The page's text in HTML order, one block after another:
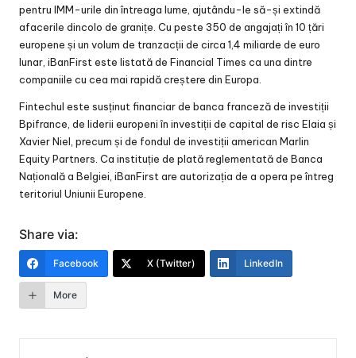
pentru IMM-urile din întreaga lume, ajutându-le să-și extindă
afacerile dincolo de granițe. Cu peste 350 de angajați în 10 țări
europene și un volum de tranzacții de circa 1,4 miliarde de euro
lunar, iBanFirst este listată de Financial Times ca una dintre
companiile cu cea mai rapidă creștere din Europa.
Fintechul este susținut financiar de banca franceză de investiții
Bpifrance, de liderii europeni în investiții de capital de risc Elaia și
Xavier Niel, precum și de fondul de investiții american Marlin
Equity Partners. Ca instituție de plată reglementată de Banca
Națională a Belgiei, iBanFirst are autorizația de a opera pe întreg
teritoriul Uniunii Europene.
Share via:
Facebook X (Twitter) LinkedIn
More